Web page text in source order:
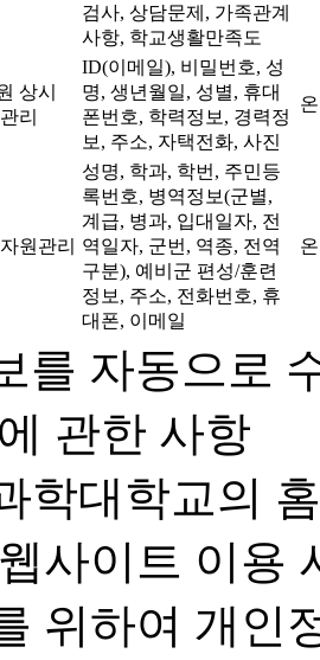
검사, 상담문제, 가족관계
사항, 학교생활만족도
상시
리
ID(이메일), 비밀번호, 성
명, 생년월일, 성별, 휴대
폰번호, 학력정보, 경력정
보, 주소, 자택전화, 사진
원관리
성명, 학과, 학번, 주민등
록번호, 병역정보(군별,
계급, 병과, 입대일자, 전
역일자, 군번, 역종, 전역
구분), 예비군 편성/훈련
정보, 주소, 전화번호, 휴
대폰, 이메일
를 자동으로
관한 사항
학대학교의
사이트 이용
위하여 개인